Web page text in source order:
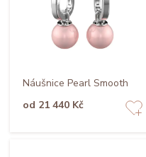
Náušnice Pearl Smooth
od 21 440 Kč